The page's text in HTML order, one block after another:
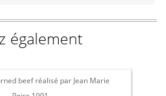
également
beef réalisé par Jean Marie